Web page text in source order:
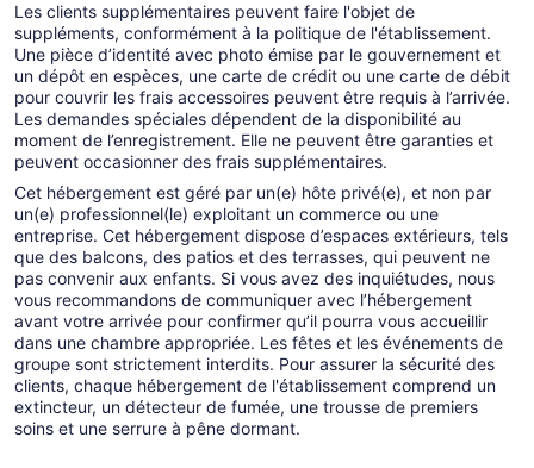
Les clients supplémentaires peuvent faire l'objet de
suppléments, conformément à la politique de l'établissement.
Une pièce d’identité avec photo émise par le gouvernement et
un dépôt en espèces, une carte de crédit ou une carte de débit
pour couvrir les frais accessoires peuvent être requis à l’arrivée.
Les demandes spéciales dépendent de la disponibilité au
moment de l’enregistrement. Elle ne peuvent être garanties et
peuvent occasionner des frais supplémentaires.
Cet hébergement est géré par un(e) hôte privé(e), et non par
un(e) professionnel(le) exploitant un commerce ou une
entreprise. Cet hébergement dispose d’espaces extérieurs, tels
que des balcons, des patios et des terrasses, qui peuvent ne
pas convenir aux enfants. Si vous avez des inquiétudes, nous
vous recommandons de communiquer avec l’hébergement
avant votre arrivée pour confirmer qu’il pourra vous accueillir
dans une chambre appropriée. Les fêtes et les événements de
groupe sont strictement interdits. Pour assurer la sécurité des
clients, chaque hébergement de l'établissement comprend un
extincteur, un détecteur de fumée, une trousse de premiers
soins et une serrure à pêne dormant.